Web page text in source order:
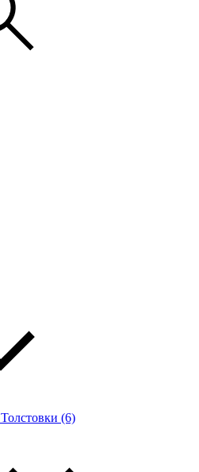
Толстовки (6)